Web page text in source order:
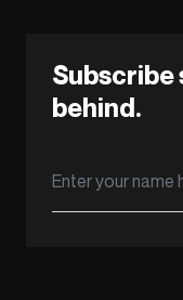
Subscribe
behind.